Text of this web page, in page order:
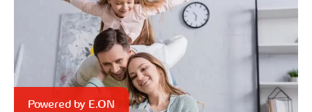
Powered by E.ON